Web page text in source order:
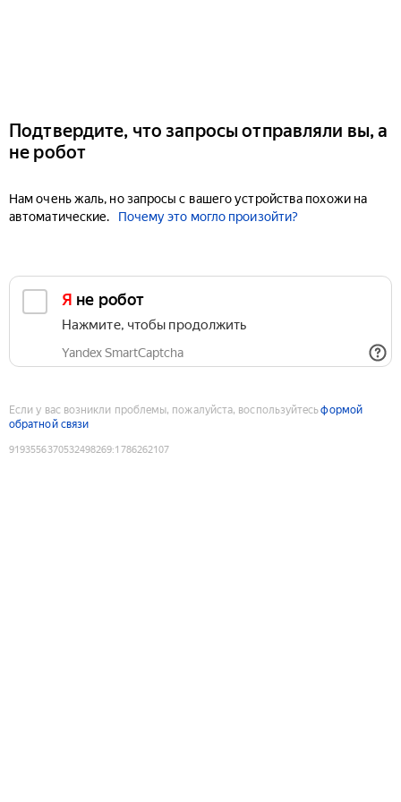
Подтвердите, что запросы отправляли вы, а
не робот
Нам очень жаль, но запросы с вашего устройства похожи на
автоматические.
Почему это могло произойти?
Я не робот
Нажмите, чтобы продолжить
Yandex SmartCaptcha
Если у вас возникли проблемы, пожалуйста, воспользуйтесьформой
обратной связи
9193556370532498269:1786262107